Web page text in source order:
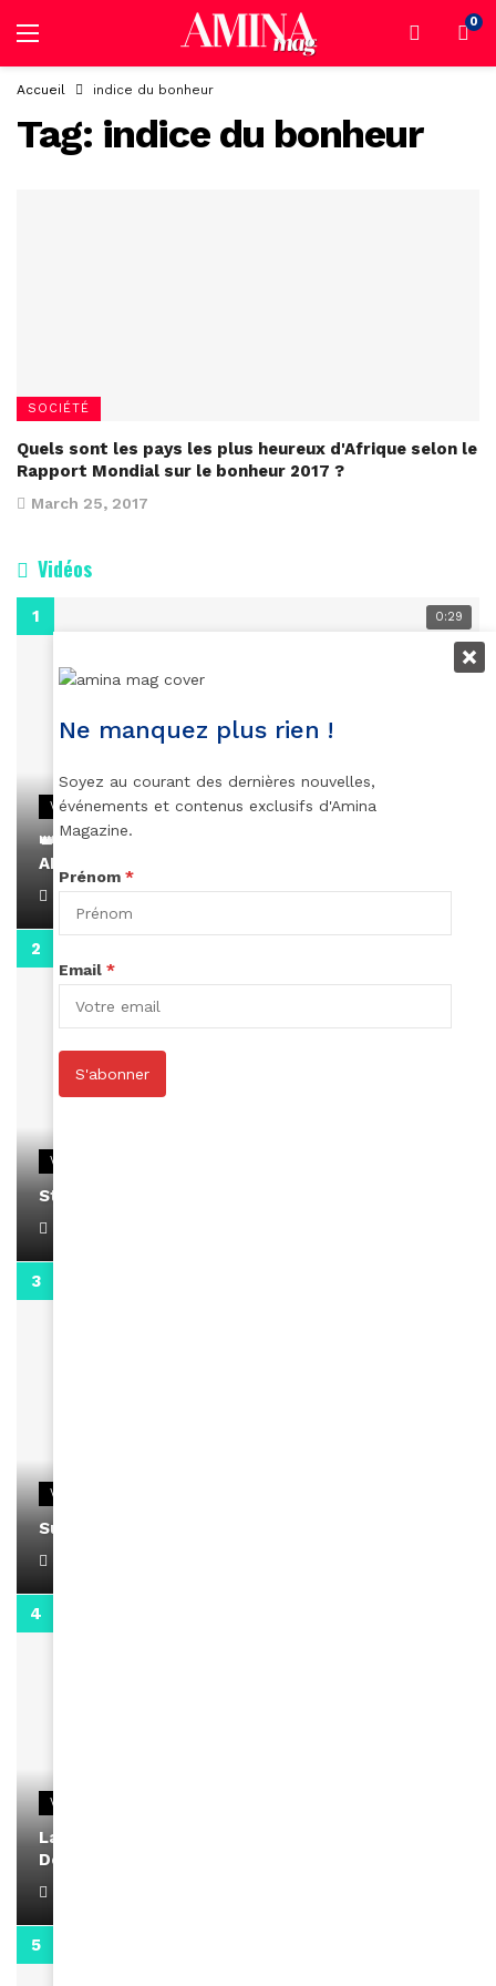
0
Accueil indice du bonheur
Tag: indice du bonheur
SOCIÉTÉ
Quels sont les pays les plus heureux d'Afrique selon le
Rapport Mondial sur le bonheur 2017 ?
March 25, 2017
Vidéos
0:29
VIDEOS
👑 Remerciements à Ayden pour son message sur
AMINA, le Magazine de la Femme
April 1, 2022
VIDEOS
Stacy passe un message
VIDEOS
Support Black Business Wee-kend
VIDEOS
La rubrique santé speciale coronavirus du
Docteur Makanda
Ne manquez plus rien !
Soyez au courant des dernières nouvelles,
événements et contenus exclusifs d'Amina
Magazine.
Prénom *
Email *
S'abonner